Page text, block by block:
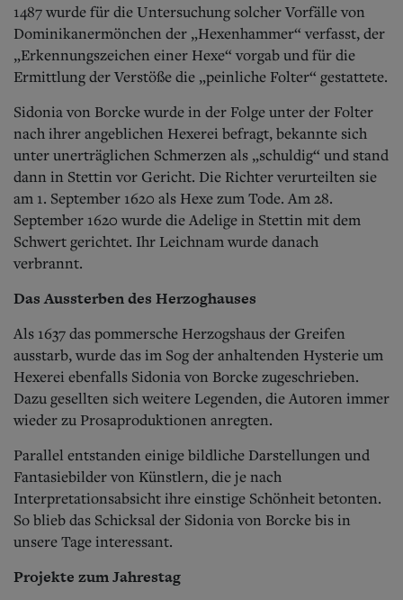
1487 wurde für die Untersuchung solcher Vorfälle von
Dominikanermönchen der „Hexenhammer“ verfasst, der
„Erkennungszeichen einer Hexe“ vorgab und für die
Ermittlung der Verstöße die „peinliche Folter“ gestattete.
Sidonia von Borcke wurde in der Folge unter der Folter
nach ihrer angeblichen Hexerei befragt, bekannte sich
unter unerträglichen Schmerzen als „schuldig“ und stand
dann in Stettin vor Gericht. Die Richter verurteilten sie
am 1. September 1620 als Hexe zum Tode. Am 28.
September 1620 wurde die Adelige in Stettin mit dem
Schwert gerichtet. Ihr Leichnam wurde danach
verbrannt.
Das Aussterben des Herzoghauses
Als 1637 das pommersche Herzogshaus der Greifen
ausstarb, wurde das im Sog der anhaltenden Hysterie um
Hexerei ebenfalls Sidonia von Borcke zugeschrieben.
Dazu gesellten sich weitere Legenden, die Autoren immer
wieder zu Prosaproduktionen anregten.
Parallel entstanden einige bildliche Darstellungen und
Fantasiebilder von Künstlern, die je nach
Interpretationsabsicht ihre einstige Schönheit betonten.
So blieb das Schicksal der Sidonia von Borcke bis in
unsere Tage interessant.
Projekte zum Jahrestag